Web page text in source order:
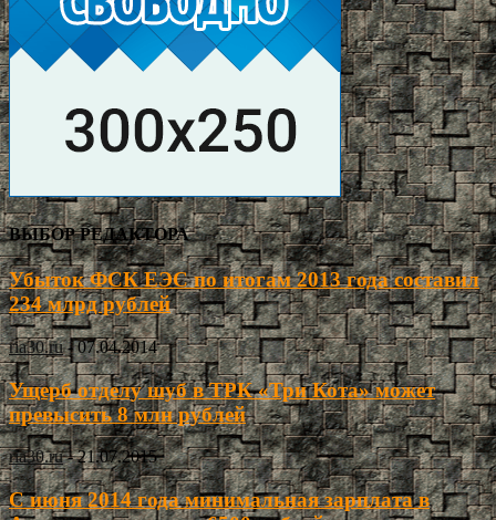
ВЫБОР РЕДАКТОРА
Убыток ФСК ЕЭС по итогам 2013 года составил
234 млрд рублей
ria30.ru - 07.04.2014
Ущерб отделу шуб в ТРК «Три Кота» может
превысить 8 млн рублей
ria30.ru - 21.07.2015
С июня 2014 года минимальная зарплата в